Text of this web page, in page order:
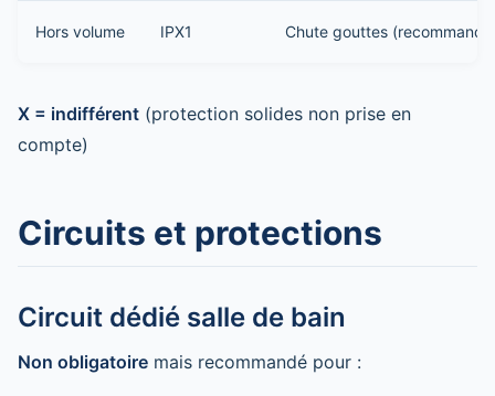
Hors volume IPX1 Chute gouttes
X = indifférent (protection solides non prise en
compte)
Circuits et protections
Circuit dédié salle de bain
Non obligatoire mais recommandé pour :